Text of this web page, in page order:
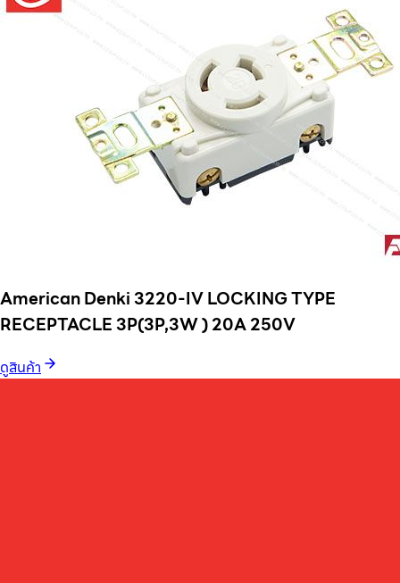
American Denki 3220-IV LOCKING TYPE
RECEPTACLE 3P(3P,3W ) 20A 250V
ดูสินค้า